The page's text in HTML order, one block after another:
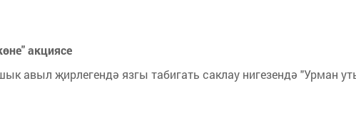
акциясе
авыл җирлегендә язгы табигать саклау нигезендә "Урман